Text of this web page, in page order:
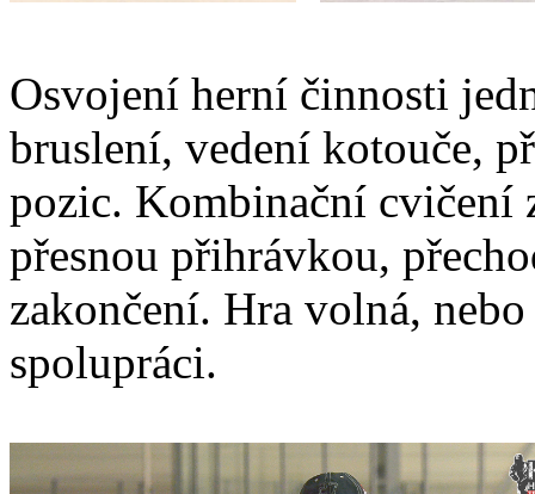
Osvojení herní činnosti
bruslení, vedení kotouče,
pozic. Kombinační cvičení
přesnou přihrávkou,
zakončení. Hra volná,
spolupráci.